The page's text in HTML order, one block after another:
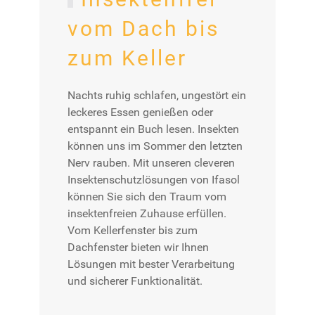
vom Dach bis
zum Keller
Nachts ruhig schlafen, ungestört ein
leckeres Essen genießen oder
entspannt ein Buch lesen. Insekten
können uns im Sommer den letzten
Nerv rauben. Mit unseren cleveren
Insektenschutzlösungen von Ifasol
können Sie sich den Traum vom
insektenfreien Zuhause erfüllen.
Vom Kellerfenster bis zum
Dachfenster bieten wir Ihnen
Lösungen mit bester Verarbeitung
und sicherer Funktionalität.